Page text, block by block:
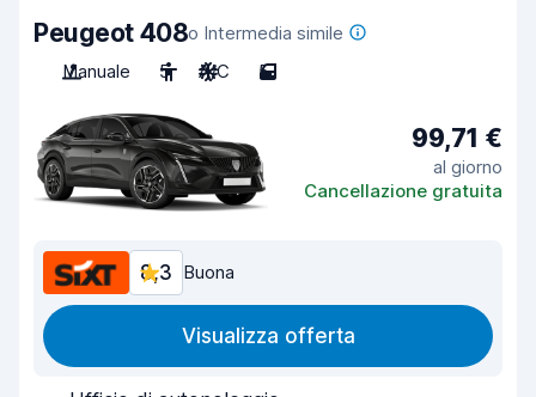
Peugeot 408o Intermedia simile
Manuale
5 A/C 5
99,71 €
al giorno
Cancellazione gratuita
8,3 Buona
Visualizza offerta